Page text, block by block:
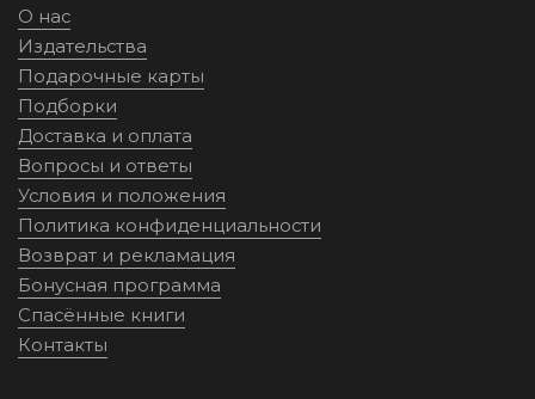
О нас
Издательства
Подарочные карты
Подборки
Доставка и оплата
Вопросы и ответы
Условия и положения
Политика конфиденциальности
Возврат и рекламация
Бонусная программа
Спасённые книги
Контакты